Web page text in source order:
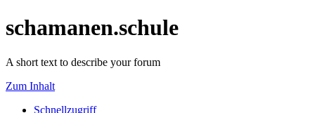
schamanen.schule
A short text to describe your forum
Zum Inhalt
Schnellzugriff